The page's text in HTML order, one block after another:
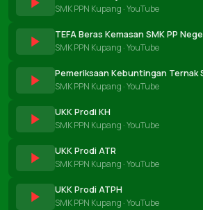
SMK PPN Kupang · YouTube
TEFA Beras Kemasan SMK PP
SMK PPN Kupang · YouTube
Pemeriksaan Kebuntingan Ternak
SMK PPN Kupang · YouTube
UKK Prodi KH
SMK PPN Kupang · YouTube
UKK Prodi ATR
SMK PPN Kupang · YouTube
UKK Prodi ATPH
SMK PPN Kupang · YouTube